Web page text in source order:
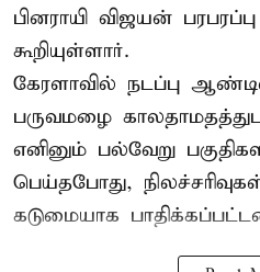
பினராயி விஜயன்
கூறியுள்ளார்.
கேரளாவில் நடப்பு
பருவமழை
எனினும் பல்வேறு
பெய்தபோது,
கடுமையாக